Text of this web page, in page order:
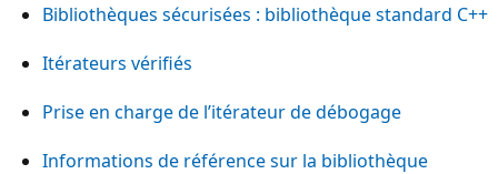
Bibliothèques sécurisées : bibliothèque standard C++
Itérateurs vérifiés
Prise en charge de l’itérateur de débogage
Informations de référence sur la bibliothèque